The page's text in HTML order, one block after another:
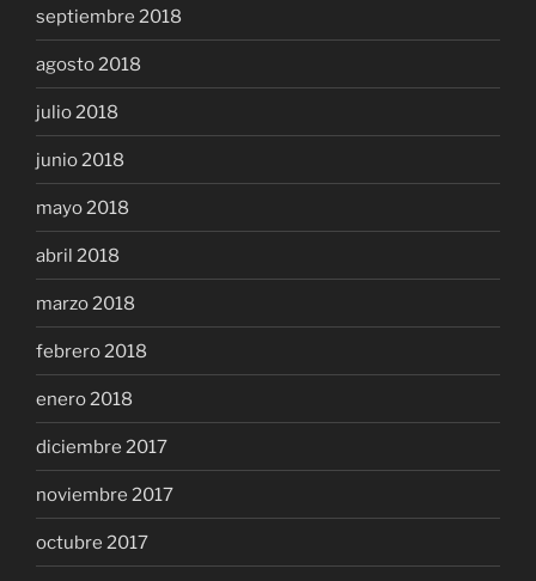
septiembre 2018
agosto 2018
julio 2018
junio 2018
mayo 2018
abril 2018
marzo 2018
febrero 2018
enero 2018
diciembre 2017
noviembre 2017
octubre 2017